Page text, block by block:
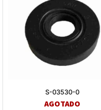
S-03530-0
AGOTADO